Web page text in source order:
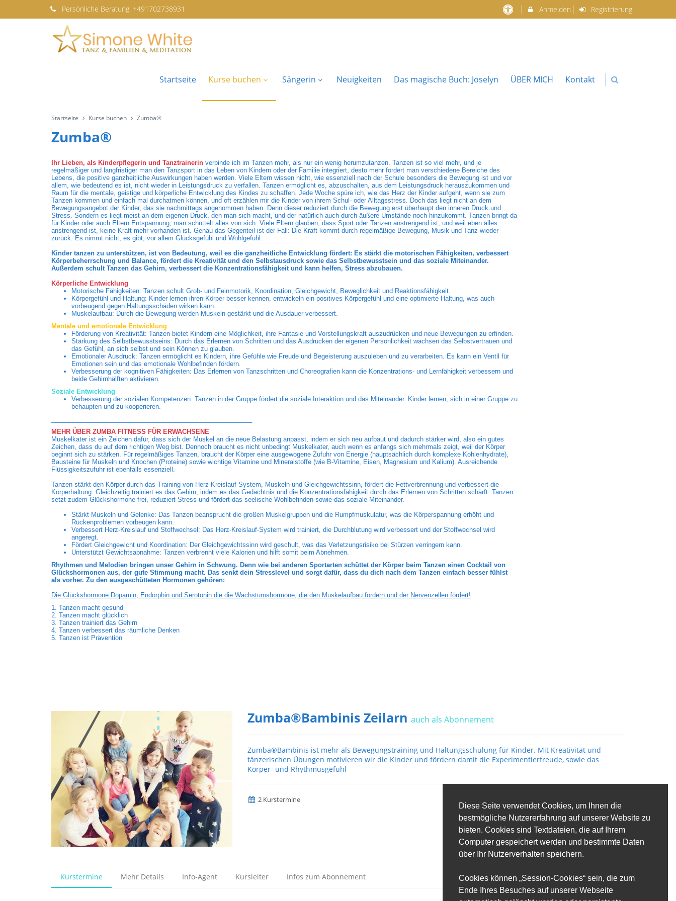
Diese Seite verwendet Cookies, um Ihnen die
bestmögliche Nutzererfahrung auf unserer Website zu
bieten. Cookies sind Textdateien, die auf Ihrem
Computer gespeichert werden und bestimmte Daten
über Ihr Nutzerverhalten speichern.
Cookies können „Session-Cookies“ sein, die zum
Ende Ihres Besuches auf unserer Webseite
Persönliche Beratung: +491702738931 Anmelden Registrierung
Startseite Kurse buchen Sängerin Neuigkeiten Das magische Buch: Joselyn ÜBER MICH Kontakt
Startseite Kurse buchen Zumba®
Zumba®
Ihr Lieben, als Kinderpflegerin und Tanztrainerin verbinde ich im Tanzen mehr, als nur ein wenig herumzutanzen. Tanzen ist so viel mehr, und je
regelmäßiger und langfristiger man den Tanzsport in das Leben von Kindern oder der Familie integriert, desto mehr fördert man verschiedene Bereiche des
Lebens, die positive ganzheitliche Auswirkungen haben werden. Viele Eltern wissen nicht, wie essenziell nach der Schule besonders die Bewegung ist und vor
allem, wie bedeutend es ist, nicht wieder in Leistungsdruck zu verfallen. Tanzen ermöglicht es, abzuschalten, aus dem Leistungsdruck herauszukommen und
Raum für die mentale, geistige und körperliche Entwicklung des Kindes zu schaffen. Jede Woche spüre ich, wie das Herz der Kinder aufgeht, wenn sie zum
Tanzen kommen und einfach mal durchatmen können, und oft erzählen mir die Kinder von ihrem Schul- oder Alltagsstress. Doch das liegt nicht an dem
Bewegungsangebot der Kinder, das sie nachmittags angenommen haben. Denn dieser reduziert durch die Bewegung erst überhaupt den inneren Druck und
Stress. Sondern es liegt meist an dem eigenen Druck, den man sich macht, und der natürlich auch durch äußere Umstände noch hinzukommt. Tanzen bringt da
für Kinder oder auch Eltern Entspannung, man schüttelt alles von sich. Viele Eltern glauben, dass Sport oder Tanzen anstrengend ist, und weil eben alles
anstrengend ist, keine Kraft mehr vorhanden ist. Genau das Gegenteil ist der Fall: Die Kraft kommt durch regelmäßige Bewegung, Musik und Tanz wieder
zurück. Es nimmt nicht, es gibt, vor allem Glücksgefühl und Wohlgefühl.
Kinder tanzen zu unterstützen, ist von Bedeutung, weil es die ganzheitliche Entwicklung fördert: Es stärkt die motorischen Fähigkeiten, verbessert
Körperbeherrschung und Balance, fördert die Kreativität und den Selbstausdruck sowie das Selbstbewusstsein und das soziale Miteinander.
Außerdem schult Tanzen das Gehirn, verbessert die Konzentrationsfähigkeit und kann helfen, Stress abzubauen.
Körperliche Entwicklung
Motorische Fähigkeiten: Tanzen schult Grob- und Feinmotorik, Koordination, Gleichgewicht, Beweglichkeit und Reaktionsfähigkeit.
Körpergefühl und Haltung: Kinder lernen ihren Körper besser kennen, entwickeln ein positives Körpergefühl und eine optimierte Haltung, was auch
vorbeugend gegen Haltungsschäden wirken kann.
Muskelaufbau: Durch die Bewegung werden Muskeln gestärkt und die Ausdauer verbessert.
Mentale und emotionale Entwicklung
Förderung von Kreativität: Tanzen bietet Kindern eine Möglichkeit, ihre Fantasie und Vorstellungskraft auszudrücken und neue Bewegungen zu erfinden.
Stärkung des Selbstbewusstseins: Durch das Erlernen von Schritten und das Ausdrücken der eigenen Persönlichkeit wachsen das Selbstvertrauen und
das Gefühl, an sich selbst und sein Können zu glauben.
Emotionaler Ausdruck: Tanzen ermöglicht es Kindern, ihre Gefühle wie Freude und Begeisterung auszuleben und zu verarbeiten. Es kann ein Ventil für
Emotionen sein und das emotionale Wohlbefinden fördern.
Verbesserung der kognitiven Fähigkeiten: Das Erlernen von Tanzschritten und Choreografien kann die Konzentrations- und Lernfähigkeit verbessern und
beide Gehirnhälften aktivieren.
Soziale Entwicklung
Verbesserung der sozialen Kompetenzen: Tanzen in der Gruppe fördert die soziale Interaktion und das Miteinander. Kinder lernen, sich in einer Gruppe zu
behaupten und zu kooperieren.
MEHR ÜBER ZUMBA FITNESS FÜR ERWACHSENE
Muskelkater ist ein Zeichen dafür, dass sich der Muskel an die neue Belastung anpasst, indem er sich neu aufbaut und dadurch stärker wird, also ein gutes
Zeichen, dass du auf dem richtigen Weg bist. Dennoch braucht es nicht unbedingt Muskelkater, auch wenn es anfangs sich mehrmals zeigt, weil der Körper
beginnt sich zu stärken. Für regelmäßiges Tanzen, braucht der Körper eine ausgewogene Zufuhr von Energie (hauptsächlich durch komplexe Kohlenhydrate),
Bausteine für Muskeln und Knochen (Proteine) sowie wichtige Vitamine und Mineralstoffe (wie B-Vitamine, Eisen, Magnesium und Kalium). Ausreichende
Flüssigkeitszufuhr ist ebenfalls essenziell.
Tanzen stärkt den Körper durch das Training von Herz-Kreislauf-System, Muskeln und Gleichgewichtssinn, fördert die Fettverbrennung und verbessert die
Körperhaltung. Gleichzeitig trainiert es das Gehirn, indem es das Gedächtnis und die Konzentrationsfähigkeit durch das Erlernen von Schritten schärft. Tanzen
setzt zudem Glückshormone frei, reduziert Stress und fördert das seelische Wohlbefinden sowie das soziale Miteinander.
Stärkt Muskeln und Gelenke: Das Tanzen beansprucht die großen Muskelgruppen und die Rumpfmuskulatur, was die Körperspannung erhöht und
Rückenproblemen vorbeugen kann.
Verbessert Herz-Kreislauf und Stoffwechsel: Das Herz-Kreislauf-System wird trainiert, die Durchblutung wird verbessert und der Stoffwechsel wird
angeregt.
Fördert Gleichgewicht und Koordination: Der Gleichgewichtssinn wird geschult, was das Verletzungsrisiko bei Stürzen verringern kann.
Unterstützt Gewichtsabnahme: Tanzen verbrennt viele Kalorien und hilft somit beim Abnehmen.
Rhythmen und Melodien bringen unser Gehirn in Schwung. Denn wie bei anderen Sportarten schüttet der Körper beim Tanzen einen Cocktail von
Glückshormonen aus, der gute Stimmung macht. Das senkt dein Stresslevel und sorgt dafür, dass du dich nach dem Tanzen einfach besser fühlst
als vorher. Zu den ausgeschütteten Hormonen gehören:
Die Glückshormone Dopamin, Endorphin und Serotonin die die Wachstumshormone, die den Muskelaufbau fördern und der Nervenzellen fördert!
1. Tanzen macht gesund
2. Tanzen macht glücklich
3. Tanzen trainiert das Gehirn
4. Tanzen verbessert das räumliche Denken
5. Tanzen ist Prävention
Zumba®Bambinis Zeilarn auch als Abonnement
Zumba®Bambinis ist mehr als Bewegungstraining und Haltungsschulung für Kinder. Mit Kreativität und
tänzerischen Übungen motivieren wir die Kinder und fördern damit die Experimentierfreude, sowie das
Körper- und Rhythmusgefühl
2 Kurstermine
Kurstermine Mehr Details Info-Agent Kursleiter Infos zum Abonnement